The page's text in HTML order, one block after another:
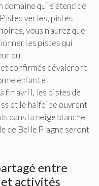
qui s’étend de
vertes, pistes
vous n’aurez que
les pistes qui
du
confirmés dévaleront
enfant et
fin avril, les pistes de
et le halfpipe ouvrent
dans la neige blanche
de Belle Plagne seront
entre
activités